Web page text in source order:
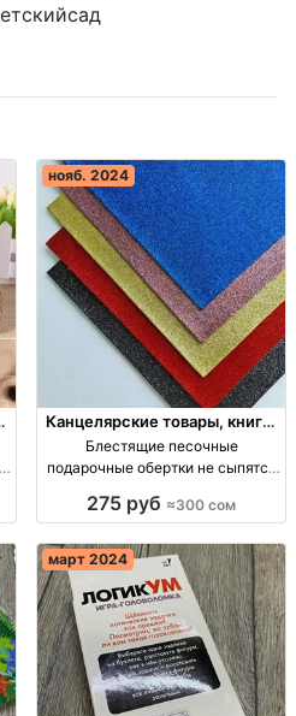
нояб. 2024
Канцелярские товары, книги,
учебники
Блестящие песочные
подарочные обертки не сыпятся
275 руб ≈300 сом
март 2024